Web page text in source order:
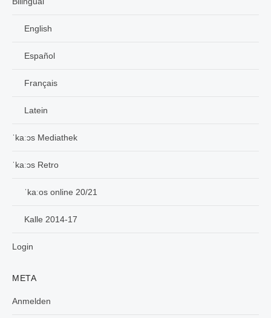
English
Español
Français
Latein
ˈkaːɔs Mediathek
ˈkaːɔs Retro
ˈkaːos online 20/21
Kalle 2014-17
Login
META
Anmelden